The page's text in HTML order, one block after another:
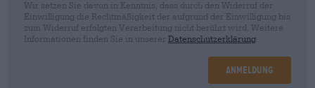
Wir setzen Sie davon in Kenntnis, dass durch den Widerruf der
Einwilligung die Rechtmäßigkeit der aufgrund der Einwilligung bis
zum Widerruf erfolgten Verarbeitung nicht berührt wird. Weitere
Informationen finden Sie in unserer Datenschutzerklärung
Anmeldung